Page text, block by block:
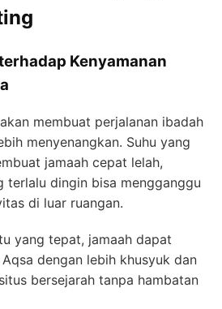
Kenyamanan
membuat perjalanan ibadah
menyenangkan. Suhu yang
jamaah cepat lelah,
terlalu dingin bisa mengganggu
di luar ruangan.
yang tepat, jamaah dapat
dengan lebih khusyuk dan
bersejarah tanpa hambatan